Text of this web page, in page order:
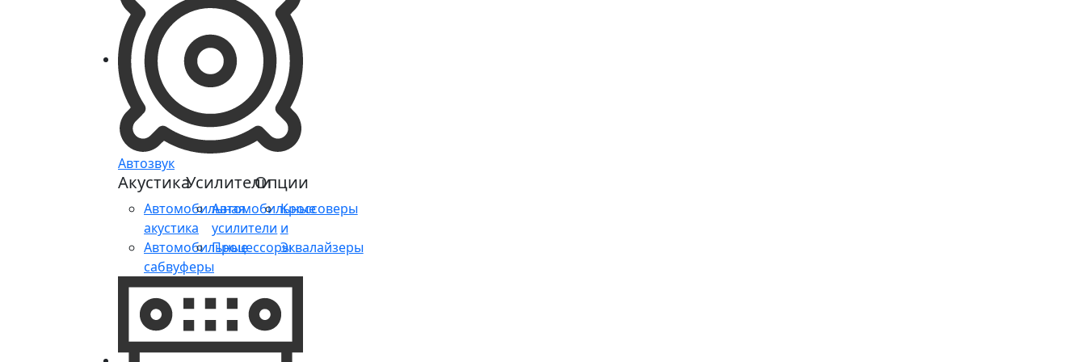
Автозвук
Акустика
Автомобильная
акустика
Автомобильные
сабвуферы
Усилители
Автомобильные
усилители
Процессоры
Опции
Кроссоверы
и
Эквалайзеры